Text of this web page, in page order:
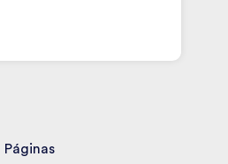
Páginas